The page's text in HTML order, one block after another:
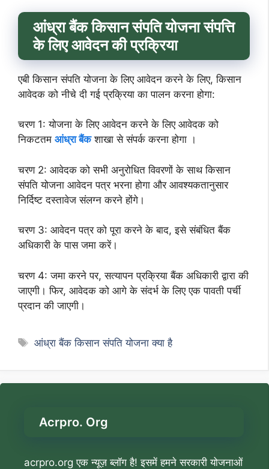
आंध्रा बैंक किसान संपति योजना संपत्ति
के लिएआवेदन की प्रक्रिया
एबी किसान संपति योजना के लिए आवेदन करने के लिए, किसान
आवेदक को नीचे दी गई प्रक्रिया का पालन करना होगा:
चरण 1: योजना के लिए आवेदन करने के लिए आवेदक को
निकटतम आंध्रा बैंकशाखा से संपर्क करना होगा ।
चरण 2: आवेदक को सभी अनुरोधित विवरणों के साथ किसान
संपति योजना आवेदन पत्र भरना होगा और आवश्यकतानुसार
निर्दिष्ट दस्तावेज संलग्न करने होंगे।
चरण 3: आवेदन पत्र को पूरा करने के बाद, इसे संबंधित बैंक
अधिकारी के पास जमा करें।
चरण 4: जमा करने पर, सत्यापन प्रक्रिया बैंक अधिकारी द्वारा की
जाएगी। फिर, आवेदक को आगे के संदर्भ के लिए एक पावती पर्ची
प्रदान की जाएगी।
Tags
आंध्रा बैंक किसान संपति योजना क्या है
Acrpro. Org
acrpro.org एक न्यूज़ ब्लॉग है! इसमें हमने सरकारी योजनाओं